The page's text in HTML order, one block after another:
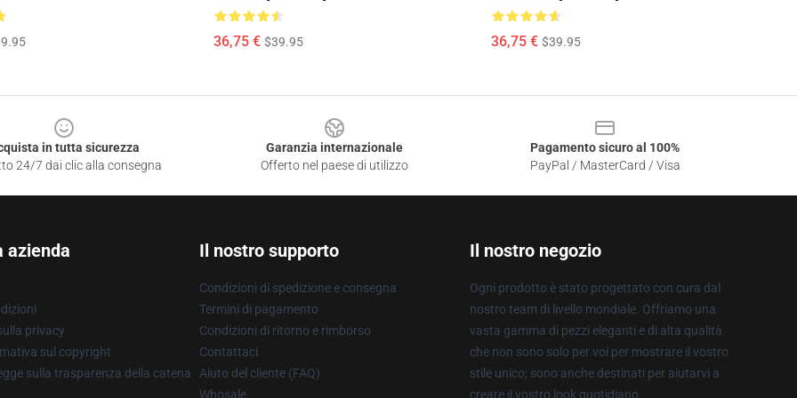
36,75 € $39.95 36,75 € $39.95
in tutta sicurezza
24/7 dai clic alla consegna
Garanzia internazionale
Offerto nel paese di utilizzo
Pagamento sicuro al 100%
PayPal / MasterCard / Visa
azienda
privacy
sul copyright
sulla trasparenza della catena
Il nostro supporto
Condizioni di spedizione e consegna
Termini di pagamento
Condizioni di ritorno e rimborso
Contattaci
Aiuto del cliente (FAQ)
Whosale
Il nostro negozio
Ogni prodotto è stato progettato con cura dal
nostro team di livello mondiale. Offriamo una
vasta gamma di pezzi eleganti e di alta qualità
che non sono solo per voi per mostrare il vostro
stile unico; sono anche destinati per aiutarvi a
creare il vostro look quotidiano.